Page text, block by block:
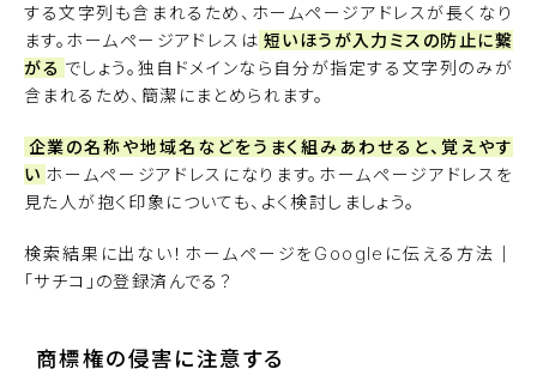
する文字列も含まれるため、ホームページアドレスが長くなり
ます。ホームページアドレスは 短いほうが入力ミスの防止に繋
がる でしょう。独自ドメインなら自分が指定する文字列のみが
含まれるため、簡潔にまとめられます。
企業の名称や地域名などをうまく組みあわせると、覚えやす
い ホームページアドレスになります。ホームページアドレスを
見た人が抱く印象についても、よく検討しましょう。
検索結果に出ない！ホームページをGoogleに伝える方法｜
「サチコ」の登録済んでる？
商標権の侵害に注意する